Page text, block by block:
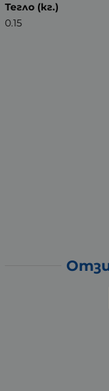
Тегло (кг.)
0.15